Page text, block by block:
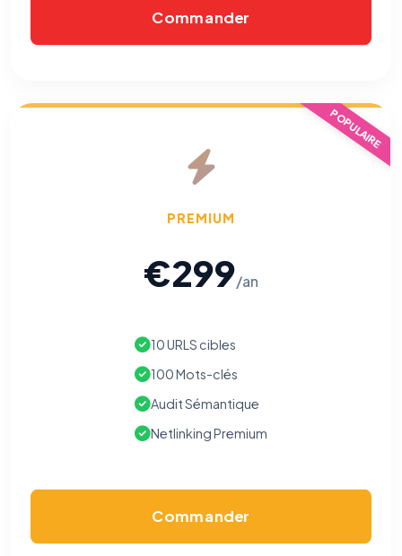
Commander
POPULAIRE
PREMIUM
€299/an
10 URLS cibles
100 Mots-clés
Audit Sémantique
Netlinking Premium
Commander